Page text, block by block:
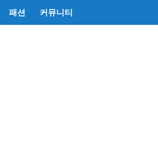
패션 커뮤니티